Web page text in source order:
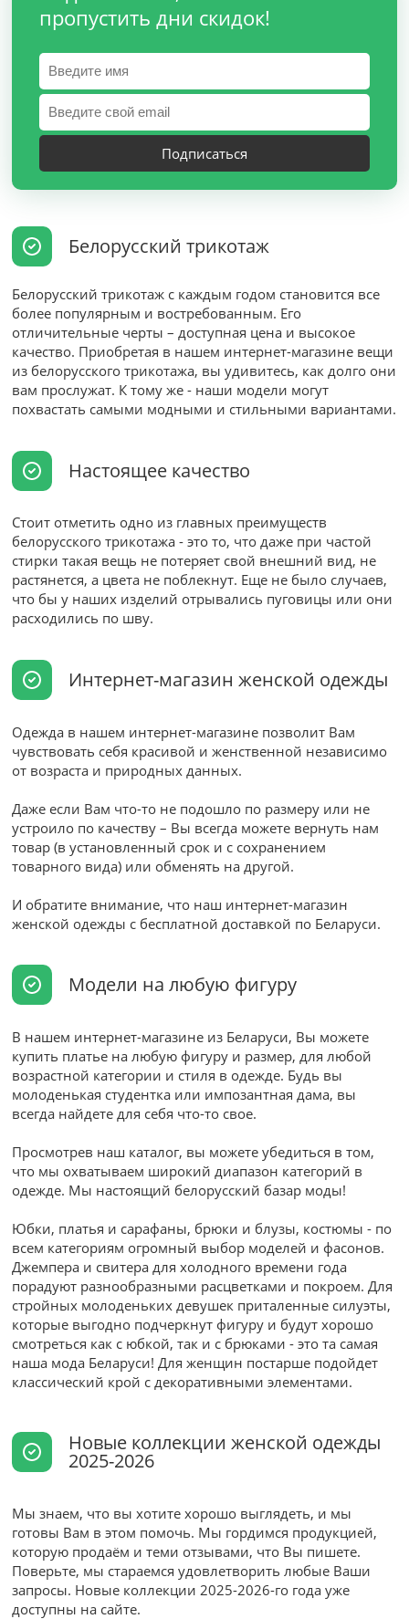
пропустить дни скидок!
Подписаться
Белорусский трикотаж
Белорусский трикотаж с каждым годом становится все
более популярным и востребованным. Его
отличительные черты – доступная цена и высокое
качество. Приобретая в нашем интернет-магазине вещи
из белорусского трикотажа, вы удивитесь, как долго они
вам прослужат. К тому же - наши модели могут
похвастать самыми модными и стильными вариантами.
Настоящее качество
Стоит отметить одно из главных преимуществ
белорусского трикотажа - это то, что даже при частой
стирки такая вещь не потеряет свой внешний вид, не
растянется, а цвета не поблекнут. Еще не было случаев,
что бы у наших изделий отрывались пуговицы или они
расходились по шву.
Интернет-магазин женской одежды
Одежда в нашем интернет-магазине позволит Вам
чувствовать себя красивой и женственной независимо
от возраста и природных данных.
Даже если Вам что-то не подошло по размеру или не
устроило по качеству – Вы всегда можете вернуть нам
товар (в установленный срок и с сохранением
товарного вида) или обменять на другой.
И обратите внимание, что наш интернет-магазин
женской одежды с бесплатной доставкой по Беларуси.
Модели на любую фигуру
В нашем интернет-магазине из Беларуси, Вы можете
купить платье на любую фигуру и размер, для любой
возрастной категории и стиля в одежде. Будь вы
молоденькая студентка или импозантная дама, вы
всегда найдете для себя что-то свое.
Просмотрев наш каталог, вы можете убедиться в том,
что мы охватываем широкий диапазон категорий в
одежде. Мы настоящий белорусский базар моды!
Юбки, платья и сарафаны, брюки и блузы, костюмы - по
всем категориям огромный выбор моделей и фасонов.
Джемпера и свитера для холодного времени года
порадуют разнообразными расцветками и покроем. Для
стройных молоденьких девушек приталенные силуэты,
которые выгодно подчеркнут фигуру и будут хорошо
смотреться как с юбкой, так и с брюками - это та самая
наша мода Беларуси! Для женщин постарше подойдет
классический крой с декоративными элементами.
Новые коллекции женской одежды
2025-2026
Мы знаем, что вы хотите хорошо выглядеть, и мы
готовы Вам в этом помочь. Мы гордимся продукцией,
которую продаём и теми отзывами, что Вы пишете.
Поверьте, мы стараемся удовлетворить любые Ваши
запросы. Новые коллекции 2025-2026-го года уже
доступны на сайте.